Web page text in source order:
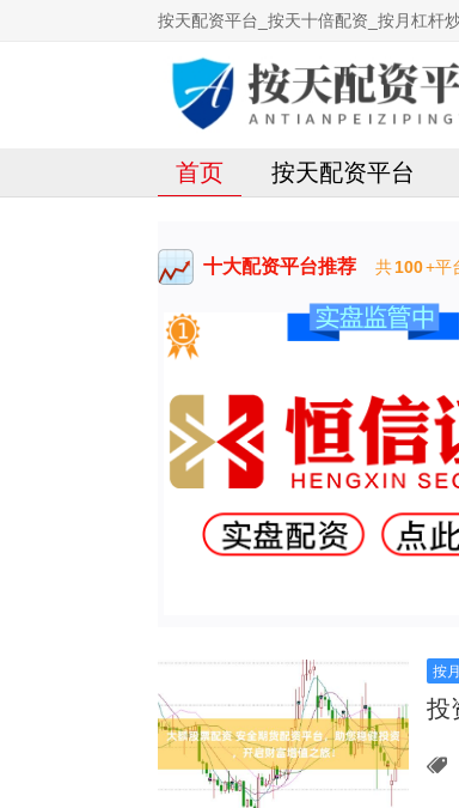
按天配资平台_按天十倍配资_按月杠杆
首页 按天配资平台
十大配资平台推荐 共100+平
按
投